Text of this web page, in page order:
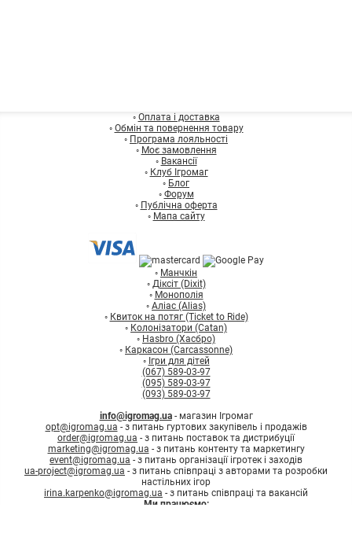
◦ Оплата і доставка
◦ Обмін та повернення товару
◦ Програма лояльності
◦ Моє замовлення
◦ Вакансії
◦ Клуб Ігромаг
◦ Блог
◦ Форум
◦ Публічна оферта
◦ Мапа сайту
◦ Манчкін
◦ Діксіт (Dixit)
◦ Монополія
◦ Аліас (Alias)
◦ Квиток на потяг (Ticket to Ride)
◦ Колонізатори (Catan)
◦ Hasbro (Хасбро)
◦ Каркасон (Carcassonne)
◦ Ігри для дітей
(067) 589-03-97
(095) 589-03-97
(093) 589-03-97
info@igromag.ua- магазин Ігромаг
opt@igromag.ua - з питань гуртових закупівель і продажів
order@igromag.ua - з питань поставок та дистрибуції
marketing@igromag.ua - з питань контенту та маркетингу
event@igromag.ua - з питань організації ігротек і заходів
ua-project@igromag.ua - з питань співпраці з авторами та розробки
настільних ігор
irina.karpenko@igromag.ua - з питань співпраці та вакансій
Ми працюємо: